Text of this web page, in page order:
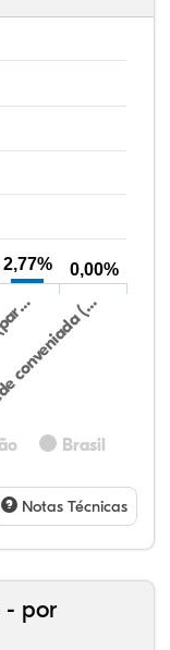
Brasil
(…
2,77% 0,00%
Notas Técnicas
- por